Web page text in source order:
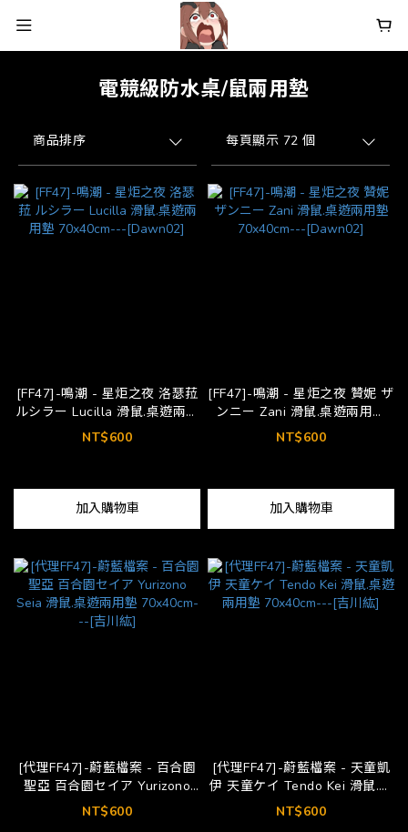
電競級防水桌/鼠兩用墊
商品排序 每頁顯示 72 個
[FF47]-鳴潮 - 星炬之夜 洛瑟菈
ルシラー Lucilla 滑鼠.桌遊兩用
墊 70x40cm---[Dawn02]
NT$600
加入購物車
[FF47]-鳴潮 - 星炬之夜 贊妮 ザ
ンニー Zani 滑鼠.桌遊兩用墊
70x40cm---[Dawn02]
NT$600
加入購物車
[代理FF47]-蔚藍檔案 - 百合園
聖亞 百合園セイア Yurizono
Seia 滑鼠.桌遊兩用墊
70x40cm---[吉川紘]
NT$600
[代理FF47]-蔚藍檔案 - 天童凱
伊 天童ケイ Tendo Kei 滑鼠.桌
遊兩用墊 70x40cm---[吉川紘]
NT$600